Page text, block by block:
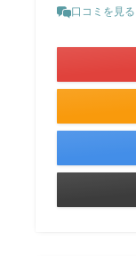
口コミを見る